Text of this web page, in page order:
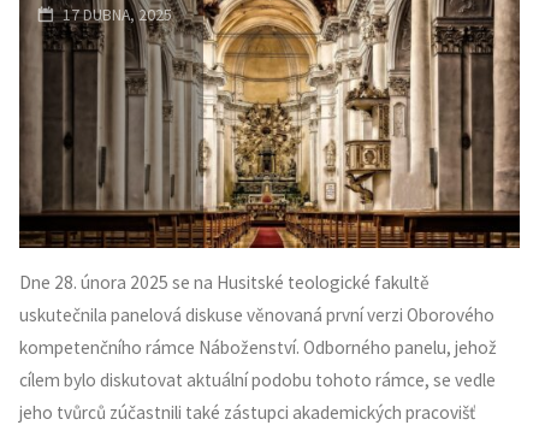
17 DUBNA, 2025
Dne 28. února 2025 se na Husitské teologické fakultě
uskutečnila panelová diskuse věnovaná první verzi Oborového
kompetenčního rámce Náboženství. Odborného panelu, jehož
cílem bylo diskutovat aktuální podobu tohoto rámce, se vedle
jeho tvůrců zúčastnili také zástupci akademických pracovišť